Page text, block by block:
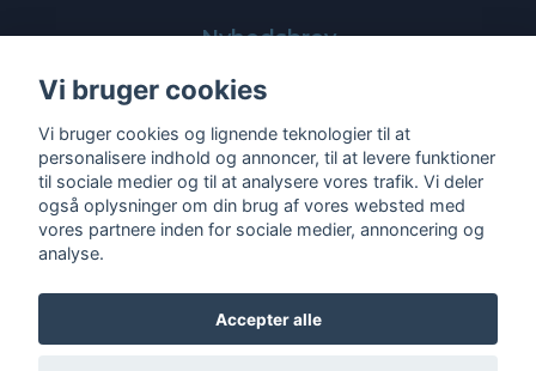
Nyhedsbrev
Få de nyeste tilbud og nyheder direkte i din indbakke
E-post
Vi bruger cookies
Vi bruger cookies og lignende teknologier til at
personalisere indhold og annoncer, til at levere funktioner
til sociale medier og til at analysere vores trafik. Vi deler
også oplysninger om din brug af vores websted med
vores partnere inden for sociale medier, annoncering og
analyse.
Accepter alle